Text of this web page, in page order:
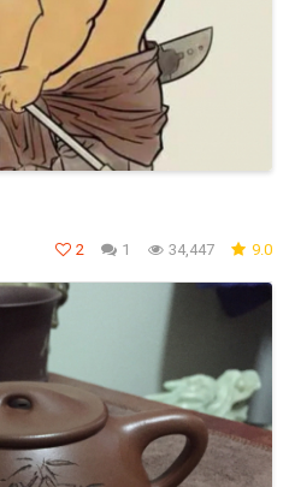
2 1 34,447 9.0